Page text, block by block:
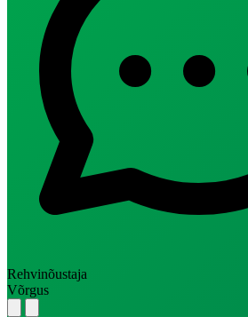
Rehvinõustaja
Võrgus